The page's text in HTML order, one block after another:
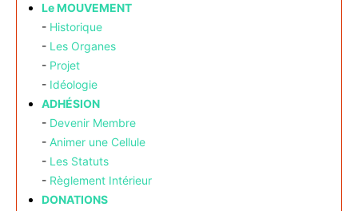
Le MOUVEMENT
- Historique
- Les Organes
- Projet
- Idéologie
ADHÉSION
- Devenir Membre
- Animer une Cellule
- Les Statuts
- Règlement Intérieur
DONATIONS